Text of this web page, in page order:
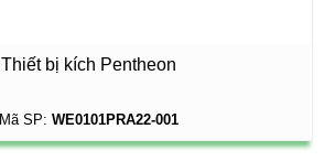
Thiết bị kích Pentheon
Mã SP: WE0101PRA22-001